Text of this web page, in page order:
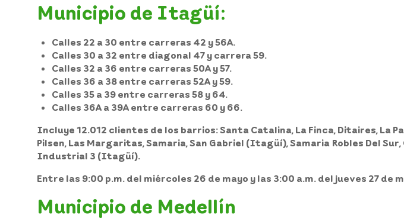
Municipio de Itagüí:
Calles 22 a 30 entre carreras 42 y 56A.
Calles 30 a 32 entre diagonal 47 y carrera 59.
Calles 32 a 36 entre carreras 50A y 57.
Calles 36 a 38 entre carreras 52A y 59.
Calles 35 a 39 entre carreras 58 y 64.
Calles 36A a 39A entre carreras 60 y 66.
Incluye 12.012 clientes de los barrios: Santa Catalina, La Finca, Ditaires,
Pilsen, Las Margaritas, Samaria, San Gabriel (Itagüí), Samaria Robles Del
Industrial 3 (Itagüí).
Entre las 9:00 p.m. del miércoles 26 de mayo y las 3:00 a.m. del jueves 27 de
Municipio de Medellín